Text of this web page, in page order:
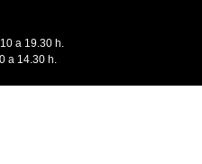
a 19.30 h.
a 14.30 h.